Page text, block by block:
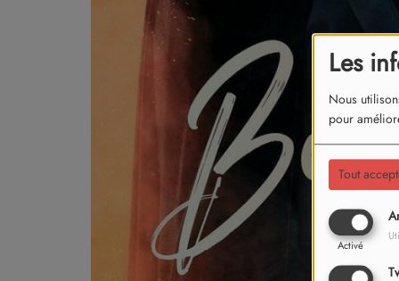
Les
Nous
pour
Tout
Activé